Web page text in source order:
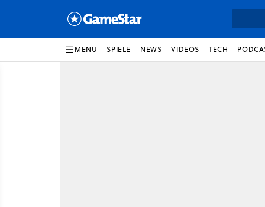
MENU SPIELE NEWS VIDEOS TECH